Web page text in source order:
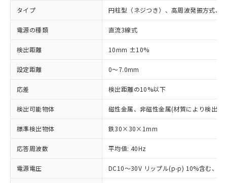
タイプ 円柱型（ネジつき）、高周波発振方式、
電源の種類 直流3線式
検出距離 10mm ±10%
設定距離 0～7.0mm
応差 検出距離の10%以下
検出可能物体 磁性金属、非磁性金属(材質により検出距
標準検出物体 鉄30×30×1mm
応答周波数 平均値: 40Hz
電源電圧 DC10～30V リップル(p-p) 10%含む、